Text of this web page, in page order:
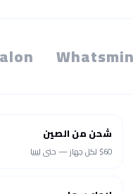
شحن من الصين
$60 لكل جهاز — حتى ليبيا